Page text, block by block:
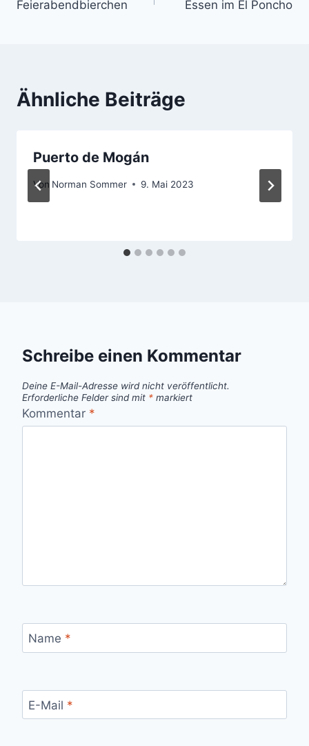
Feierabendbierchen Essen im El Poncho
Ähnliche Beiträge
Puerto de Mogán
Von Norman Sommer 9. Mai 2023
Schreibe einen Kommentar
Deine E-Mail-Adresse wird nicht veröffentlicht.
Erforderliche Felder sind mit * markiert
Kommentar *
Name *
E-Mail *